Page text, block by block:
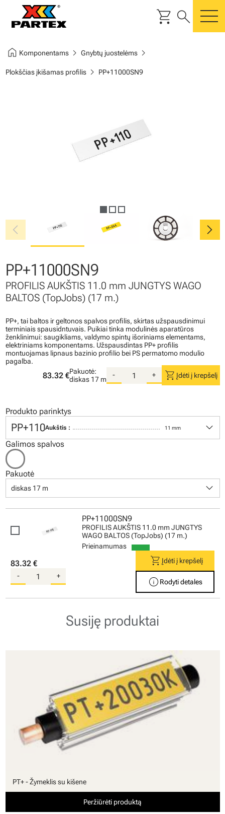
shopping_cart search
home Komponentamschevron_right Gnybtų juostelėmschevron_right
Plokščias įkišamas profilischevron_right PP+11000SN9
chevron_left chevron_right
PP+11000SN9
PROFILIS AUKŠTIS 11.0 mm JUNGTYS WAGO
BALTOS (TopJobs) (17 m.)
PP+, tai baltos ir geltonos spalvos profilis, skirtas užspausdinimui
terminiais spausidntuvais. Puikiai tinka modulinės aparatūros
ženklinimui: saugikliams, valdymo spintų išoriniams elementams,
elektriniams komponentams. Užspausdintas PP+ profilis
montuojamas lipnaus bazinio profilio bei PS permatomo modulio
pagalba.
83.32 €Pakuotė:
diskas 17 m
- + shopping_cart Įdėti į krepšelį
Produkto parinktys
PP+110Aukštis : 11 mm keyboard_arrow_down
Galimos spalvos
Pakuotė
diskas 17 m keyboard_arrow_down
PP+11000SN9
PROFILIS AUKŠTIS 11.0 mm JUNGTYS
WAGO BALTOS (TopJobs) (17 m.)
Prieinamumas
83.32 €
- +
shopping_cartĮdėti į krepšelį
info Rodyti detales
Susiję produktai
PT+ - Žymeklis su kišene
Peržiūrėti produktą